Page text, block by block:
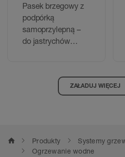
Pasek brzegowy z
podpórką
samoprzylepną –
do jastrychów
ZAŁADUJ WIĘCEJ
home Produkty
Systemy
Ogrzewanie wodne